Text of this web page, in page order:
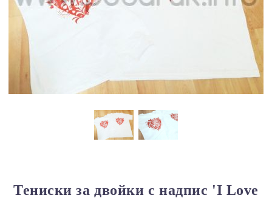
Тениски за двойки с надпис 'I Love